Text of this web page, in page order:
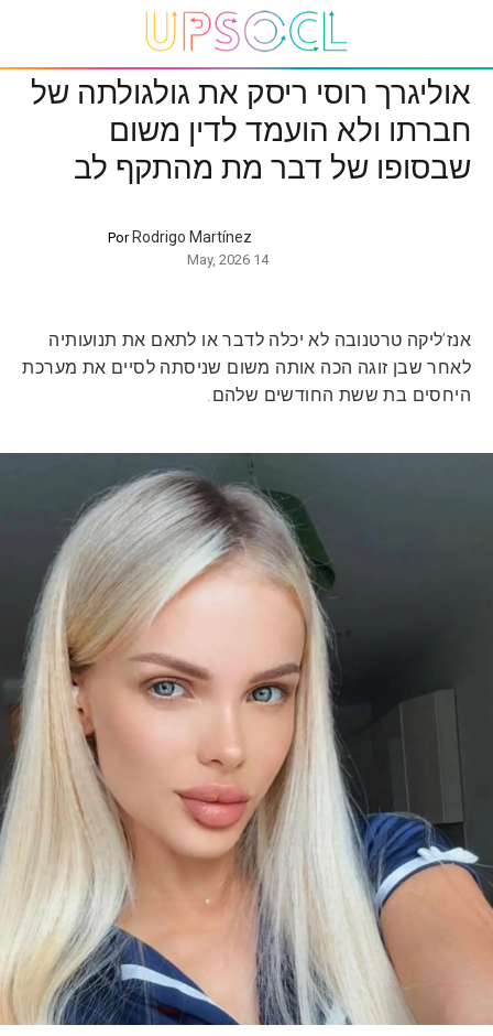
אוליגרך רוסי ריסק את גולגולתה של
חברתו ולא הועמד לדין משום
שבסופו של דבר מת מהתקף לב
Por Rodrigo Martínez
14 May, 2026
אנז’ליקה טרטנובה לא יכלה לדבר או לתאם את תנועותיה
לאחר שבן זוגה הכה אותה משום שניסתה לסיים את מערכת
היחסים בת ששת החודשים שלהם.